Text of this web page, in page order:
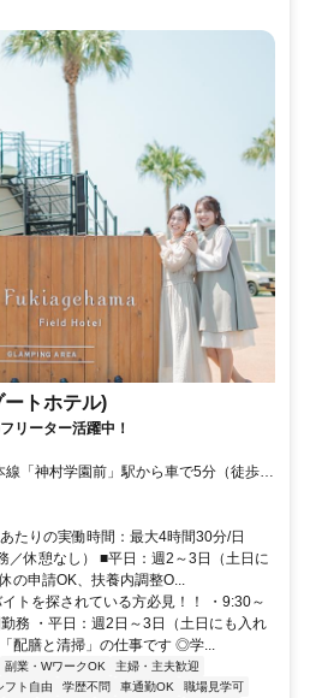
トホテル)
リーター活躍中！
「神村学園前」駅から車で5分（徒歩
たりの実働時間：最大4時間30分/日
／休憩なし） ■平日：週2～3日（土日に
の申請OK、扶養内調整O...
トを探されている方必見！！ ・9:30～
務 ・平日：週2日～3日（土日にも入れ
配膳と清掃」の仕事です ◎学...
副業・WワークOK
主婦・主夫歓迎
フト自由 学歴不問 車通勤OK
職場見学可